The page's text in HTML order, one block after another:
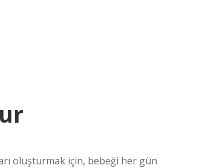
oluşturmak için, bebeği her gün